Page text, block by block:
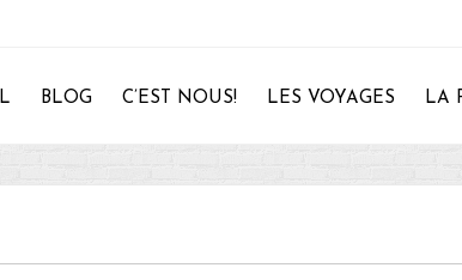
BLOG C’EST NOUS! LES VOYAGES LA